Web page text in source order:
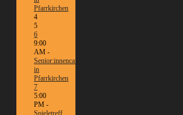
Pfarrkirchen
4
5
6
9:00
AM -
Senior:innencafé
in
Pfarrkirchen
7
5:00
PM -
Spieletreff